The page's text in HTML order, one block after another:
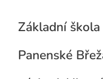
Základní
Panenské